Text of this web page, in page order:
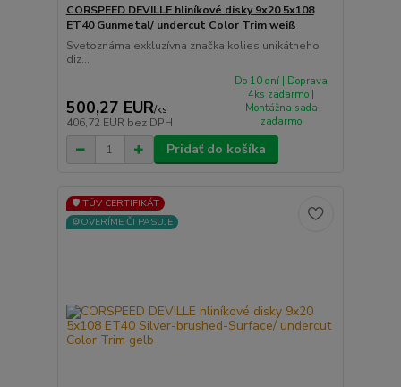
CORSPEED DEVILLE hliníkové disky 9x20 5x108
ET40 Gunmetal/ undercut Color Trim weiß
Svetoznáma exkluzívna značka kolies unikátneho
diz...
500,27 EUR/ks
406,72 EUR bez DPH
Do 10 dní | Doprava
4ks zadarmo |
Montážna sada
zadarmo
Pridať do košíka
🛡️ TÜV CERTIFIKÁT
⚙️OVERÍME ČI PASUJE